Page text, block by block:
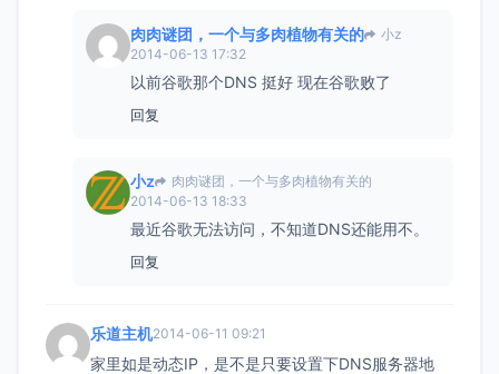
肉肉谜团，一个与多肉植物有关的
小z
2014-06-13 17:32
以前谷歌那个DNS 挺好 现在谷歌败了
回复
小z
肉肉谜团，一个与多肉植物有关的
2014-06-13 18:33
最近谷歌无法访问，不知道DNS还能用不。
回复
乐道主机2014-06-11 09:21
家里如是动态IP，是不是只要设置下DNS服务器地